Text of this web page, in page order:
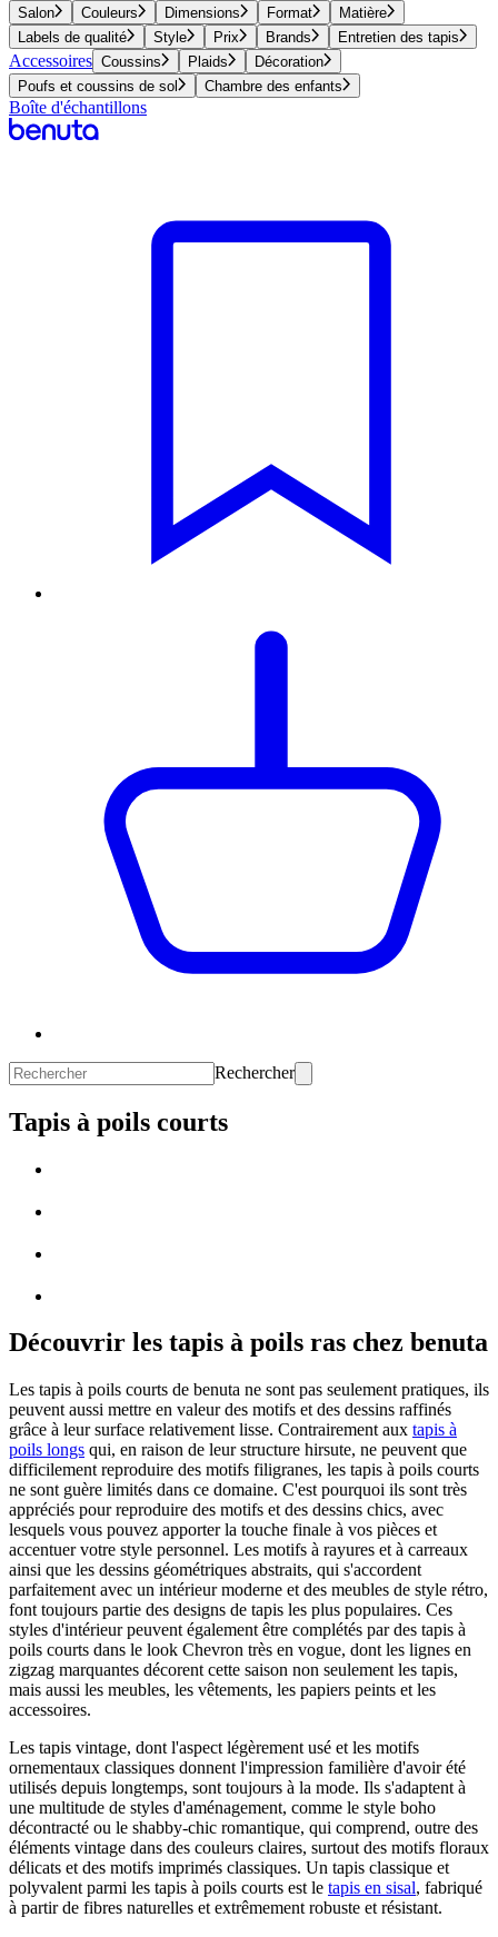
Salon Couleurs Dimensions Format
Matière
Labels de qualité
Style Prix Brands Entretien des tapis
Accessoires Coussins Plaids
Décoration
Poufs et coussins de sol
Chambre des enfants
Boîte d'échantillons
Rechercher
Tapis à poils courts
Découvrir les tapis à poils ras chez benuta
Les tapis à poils courts de benuta ne sont pas seulement pratiques, ils
peuvent aussi mettre en valeur des motifs et des dessins raffinés
grâce à leur surface relativement lisse. Contrairement aux tapis à
poils longs qui, en raison de leur structure hirsute, ne peuvent que
difficilement reproduire des motifs filigranes, les tapis à poils courts
ne sont guère limités dans ce domaine. C'est pourquoi ils sont très
appréciés pour reproduire des motifs et des dessins chics, avec
lesquels vous pouvez apporter la touche finale à vos pièces et
accentuer votre style personnel. Les motifs à rayures et à carreaux
ainsi que les dessins géométriques abstraits, qui s'accordent
parfaitement avec un intérieur moderne et des meubles de style rétro,
font toujours partie des designs de tapis les plus populaires. Ces
styles d'intérieur peuvent également être complétés par des tapis à
poils courts dans le look Chevron très en vogue, dont les lignes en
zigzag marquantes décorent cette saison non seulement les tapis,
mais aussi les meubles, les vêtements, les papiers peints et les
accessoires.
Les tapis vintage, dont l'aspect légèrement usé et les motifs
ornementaux classiques donnent l'impression familière d'avoir été
utilisés depuis longtemps, sont toujours à la mode. Ils s'adaptent à
une multitude de styles d'aménagement, comme le style boho
décontracté ou le shabby-chic romantique, qui comprend, outre des
éléments vintage dans des couleurs claires, surtout des motifs floraux
délicats et des motifs imprimés classiques. Un tapis classique et
polyvalent parmi les tapis à poils courts est le tapis en sisal, fabriqué
à partir de fibres naturelles et extrêmement robuste et résistant.